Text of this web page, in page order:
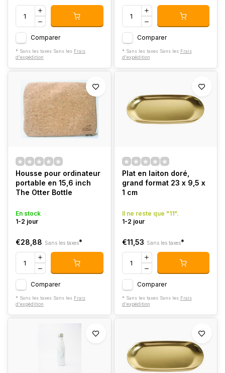
Comparer
* Sans les taxes Sans les Frais
d'expédition
Comparer
* Sans les taxes Sans les Frais
d'expédition
Housse pour ordinateur
portable en 15,6 inch
The Otter Bottle
En stock
1-2 jour
€28,88 Sans les taxes*
Comparer
* Sans les taxes Sans les Frais
d'expédition
Plat en laiton doré,
grand format 23 x 9,5 x
1 cm
Il ne reste que "11".
1-2 jour
€11,53 Sans les taxes*
Comparer
* Sans les taxes Sans les Frais
d'expédition